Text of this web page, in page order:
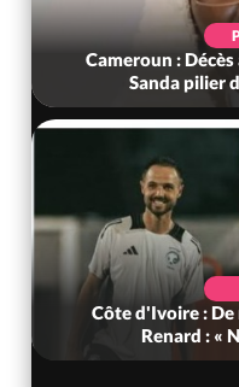
Cameroun :
Sanda pilier
Côte d'Ivoire : De
Renard : «